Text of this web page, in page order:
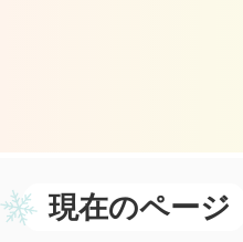
現在のページ